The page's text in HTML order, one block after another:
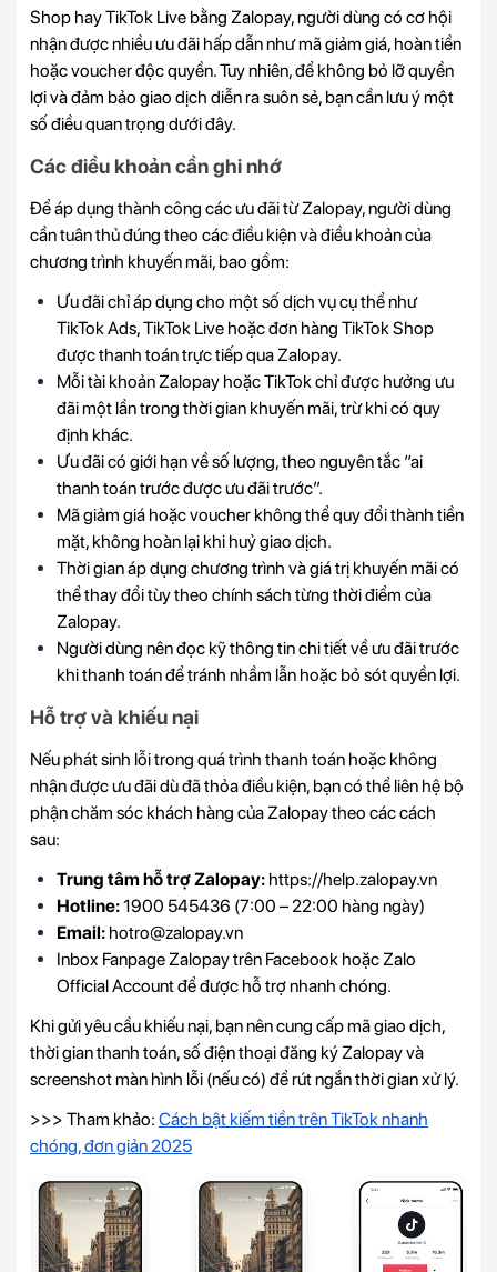
Shop hay TikTok Live bằng Zalopay, người dùng có cơ hội
nhận được nhiều ưu đãi hấp dẫn như mã giảm giá, hoàn tiền
hoặc voucher độc quyền. Tuy nhiên, để không bỏ lỡ quyền
lợi và đảm bảo giao dịch diễn ra suôn sẻ, bạn cần lưu ý một
số điều quan trọng dưới đây.
Các điều khoản cần ghi nhớ
Để áp dụng thành công các ưu đãi từ Zalopay, người dùng
cần tuân thủ đúng theo các điều kiện và điều khoản của
chương trình khuyến mãi, bao gồm:
Ưu đãi chỉ áp dụng cho một số dịch vụ cụ thể như
TikTok Ads, TikTok Live hoặc đơn hàng TikTok Shop
được thanh toán trực tiếp qua Zalopay.
Mỗi tài khoản Zalopay hoặc TikTok chỉ được hưởng ưu
đãi một lần trong thời gian khuyến mãi, trừ khi có quy
định khác.
Ưu đãi có giới hạn về số lượng, theo nguyên tắc “ai
thanh toán trước được ưu đãi trước”.
Mã giảm giá hoặc voucher không thể quy đổi thành tiền
mặt, không hoàn lại khi huỷ giao dịch.
Thời gian áp dụng chương trình và giá trị khuyến mãi có
thể thay đổi tùy theo chính sách từng thời điểm của
Zalopay.
Người dùng nên đọc kỹ thông tin chi tiết về ưu đãi trước
khi thanh toán để tránh nhầm lẫn hoặc bỏ sót quyền lợi.
Hỗ trợ và khiếu nại
Nếu phát sinh lỗi trong quá trình thanh toán hoặc không
nhận được ưu đãi dù đã thỏa điều kiện, bạn có thể liên hệ bộ
phận chăm sóc khách hàng của Zalopay theo các cách
sau:
Trung tâm hỗ trợ Zalopay: https://help.zalopay.vn
Hotline:1900 545436 (7:00 – 22:00 hàng ngày)
Email: hotro@zalopay.vn
Inbox Fanpage Zalopay trên Facebook hoặc Zalo
Official Account để được hỗ trợ nhanh chóng.
Khi gửi yêu cầu khiếu nại, bạn nên cung cấp mã giao dịch,
thời gian thanh toán, số điện thoại đăng ký Zalopay và
screenshot màn hình lỗi (nếu có) để rút ngắn thời gian xử lý.
>>> Tham khảo: Cách bật kiếm tiền trên TikTok nhanh
chóng, đơn giản 2025